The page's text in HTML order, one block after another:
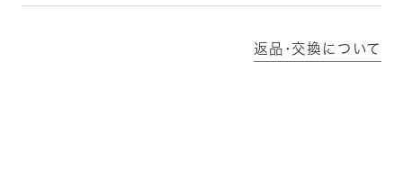
返品･交換について